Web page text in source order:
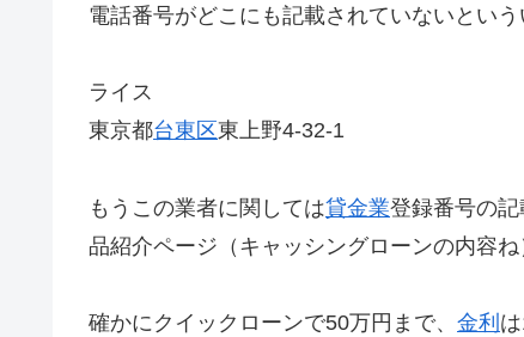
電話番号がどこにも記載されていないとい
ライス
東京都台東区東上野4-32-1
もうこの業者に関しては貸金業登録番号の
品紹介ページ（キャッシングローンの内容
確かにクイックローンで50万円まで、 金利